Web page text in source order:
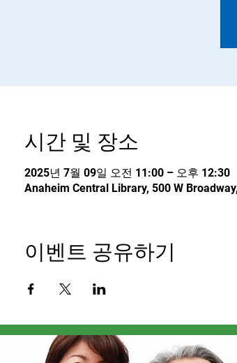
시간 및 장소
2025년 7월 09일 오전 11:00 – 오후 12:30
Anaheim Central Library, 500 W
이벤트 공유하기